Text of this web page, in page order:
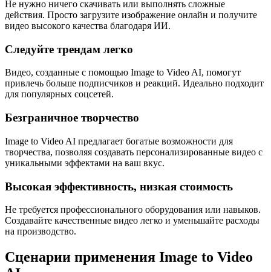
Не нужно ничего скачивать или выполнять сложные
действия. Просто загрузите изображение онлайн и получите
видео высокого качества благодаря ИИ.
Следуйте трендам легко
Видео, созданные с помощью Image to Video AI, помогут
привлечь больше подписчиков и реакций. Идеально подходит
для популярных соцсетей.
Безграничное творчество
Image to Video AI предлагает богатые возможности для
творчества, позволяя создавать персонализированные видео с
уникальными эффектами на ваш вкус.
Высокая эффективность, низкая стоимость
Не требуется профессионального оборудования или навыков.
Создавайте качественные видео легко и уменьшайте расходы
на производство.
Сценарии применения Image to Video